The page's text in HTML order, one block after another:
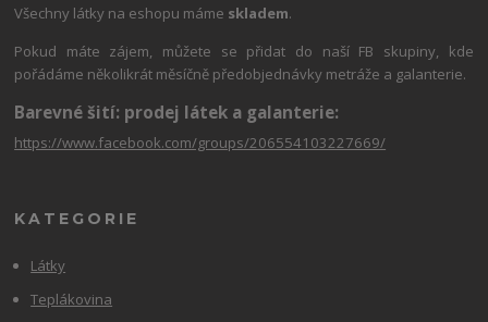
Všechny látky na eshopu máme skladem.
Pokud máte zájem, můžete se přidat do naší FB skupiny, kde
pořádáme několikrát měsíčně předobjednávky metráže a galanterie.
Barevné šití: prodej látek a galanterie:
https://www.facebook.com/groups/206554103227669/
KATEGORIE
Látky
Teplákovina